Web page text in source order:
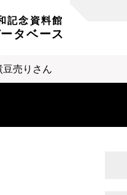
記念資料館
タベース
豆売りさん